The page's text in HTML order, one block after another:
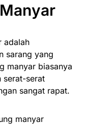
adalah
sarang yang
manyar biasanya
serat-serat
sangat rapat.
manyar